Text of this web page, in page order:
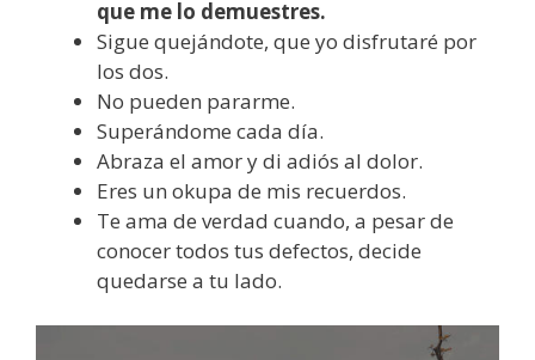
que me lo demuestres.
Sigue quejándote, que yo disfrutaré por
los dos.
No pueden pararme.
Superándome cada día.
Abraza el amor y di adiós al dolor.
Eres un okupa de mis recuerdos.
Te ama de verdad cuando, a pesar de
conocer todos tus defectos, decide
quedarse a tu lado.